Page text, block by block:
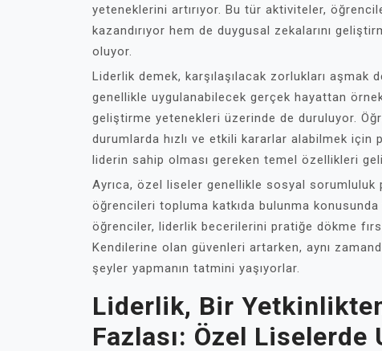
yeteneklerini artırıyor. Bu tür aktiviteler,
kazandırıyor hem de duygusal zekalarını
oluyor.
Liderlik demek, karşılaşılacak zorlukları aşmak
genellikle uygulanabilecek gerçek hayattan
geliştirme yetenekleri üzerinde de duruluyor.
durumlarda hızlı ve etkili kararlar alabilmek için
liderin sahip olması gereken temel özellikleri
Ayrıca, özel liseler genellikle sosyal sorumluluk
öğrencileri topluma katkıda bulunma
öğrenciler, liderlik becerilerini pratiğe dökme
Kendilerine olan güvenleri artarken, aynı
şeyler yapmanın tatmini yaşıyorlar.
Liderlik, Bir
Fazlası: Özel Liselerde